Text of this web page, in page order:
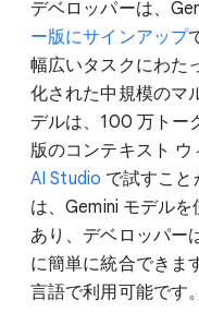
デベロッパーは、
ー版にサインアップ
幅広いタスクにわた
化された中規模のマ
デルは、100 万トー
版のコンテキスト
AI Studio で試すこ
は、Gemini モデル
あり、デベロッパー
に簡単に統合できま
言語で利用可能です。